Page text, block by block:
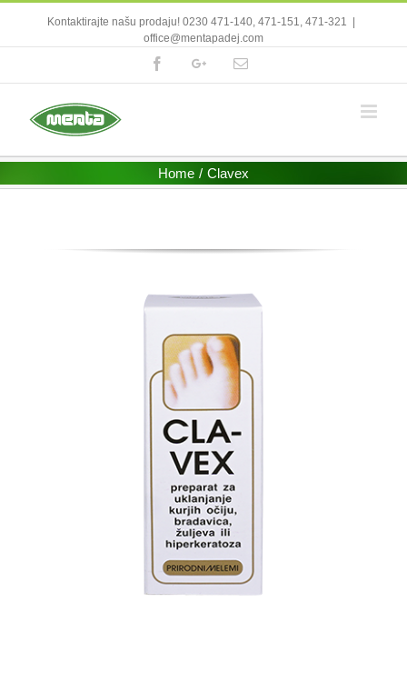
Kontaktirajte našu prodaju! 0230 471-140, 471-151, 471-321
office@mentapadej.com
FacebookGoogle+Email
Home / Clavex